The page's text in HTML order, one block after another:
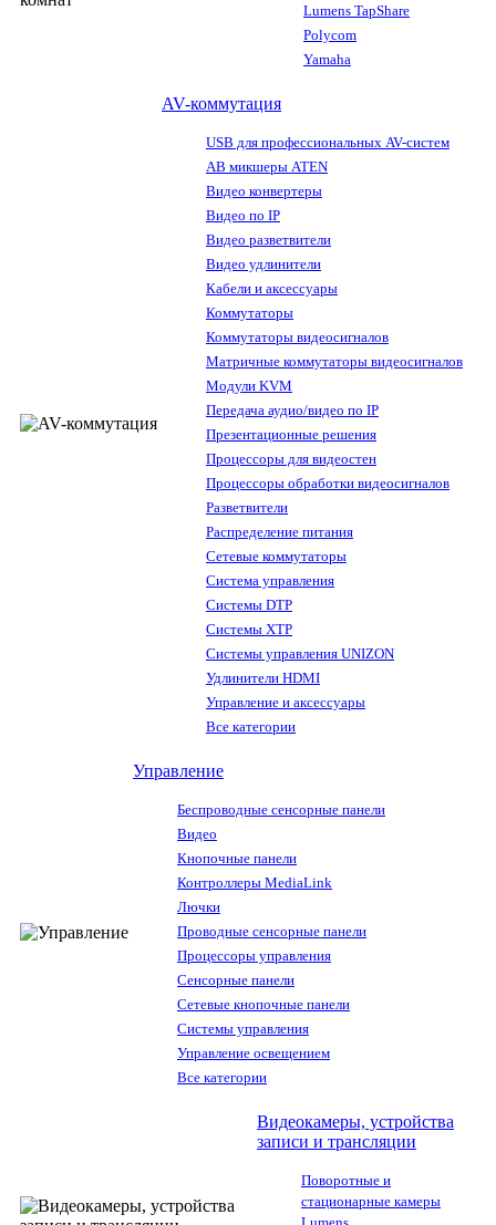
Lumens TapShare
Polycom
Yamaha
AV-коммутация
USB для профессиональных AV-систем
АВ микшеры ATEN
Видео конвертеры
Видео по IP
Видео разветвители
Видео удлинители
Кабели и аксессуары
Коммутаторы
Коммутаторы видеосигналов
Матричные коммутаторы видеосигналов
Модули KVM
Передача аудио/видео по IP
Презентационные решения
Процессоры для видеостен
Процессоры обработки видеосигналов
Разветвители
Распределение питания
Сетевые коммутаторы
Система управления
Системы DTP
Системы XTP
Системы управления UNIZON
Удлинители HDMI
Управление и аксессуары
Все категории
Управление
Беспроводные сенсорные панели
Видео
Кнопочные панели
Контроллеры MediaLink
Лючки
Проводные сенсорные панели
Процессоры управления
Сенсорные панели
Сетевые кнопочные панели
Системы управления
Управление освещением
Все категории
Видеокамеры, устройства
записи и трансляции
Поворотные и
стационарные камеры